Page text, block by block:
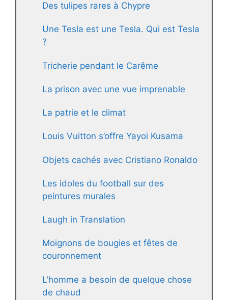
Des tulipes rares à Chypre
Une Tesla est une Tesla. Qui est Tesla
?
Tricherie pendant le Carême
La prison avec une vue imprenable
La patrie et le climat
Louis Vuitton s’offre Yayoi Kusama
Objets cachés avec Cristiano Ronaldo
Les idoles du football sur des
peintures murales
Laugh in Translation
Moignons de bougies et fêtes de
couronnement
L’homme a besoin de quelque chose
de chaud